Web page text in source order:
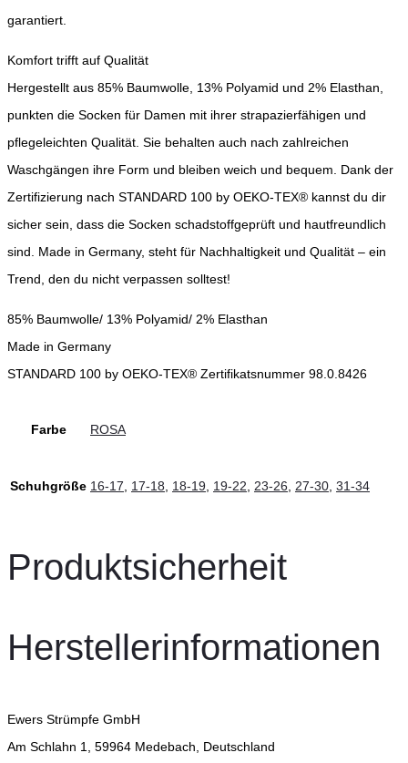
garantiert.
Komfort trifft auf Qualität
Hergestellt aus 85% Baumwolle, 13% Polyamid und 2% Elasthan,
punkten die Socken für Damen mit ihrer strapazierfähigen und
pflegeleichten Qualität. Sie behalten auch nach zahlreichen
Waschgängen ihre Form und bleiben weich und bequem. Dank der
Zertifizierung nach STANDARD 100 by OEKO-TEX® kannst du dir
sicher sein, dass die Socken schadstoffgeprüft und hautfreundlich
sind. Made in Germany, steht für Nachhaltigkeit und Qualität – ein
Trend, den du nicht verpassen solltest!
85% Baumwolle/ 13% Polyamid/ 2% Elasthan
Made in Germany
STANDARD 100 by OEKO-TEX® Zertifikatsnummer 98.0.8426
Farbe ROSA
Schuhgröße 16-17 17-18 18-19 19-22 23-26 27-30 31-34
Produktsicherheit
Herstellerinformationen
Ewers Strümpfe GmbH
Am Schlahn 1, 59964 Medebach, Deutschland